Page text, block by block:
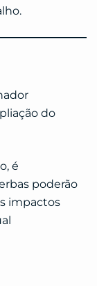
do
é
poderão
impactos